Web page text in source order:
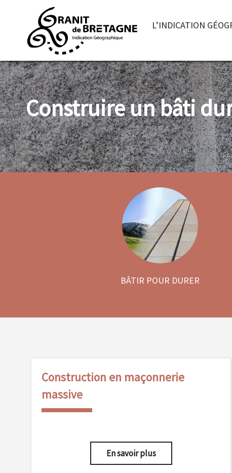
L’INDICATION
Construire un bâti
BÂTIR POUR DURER
Construction en maçonnerie
massive
En savoir plus